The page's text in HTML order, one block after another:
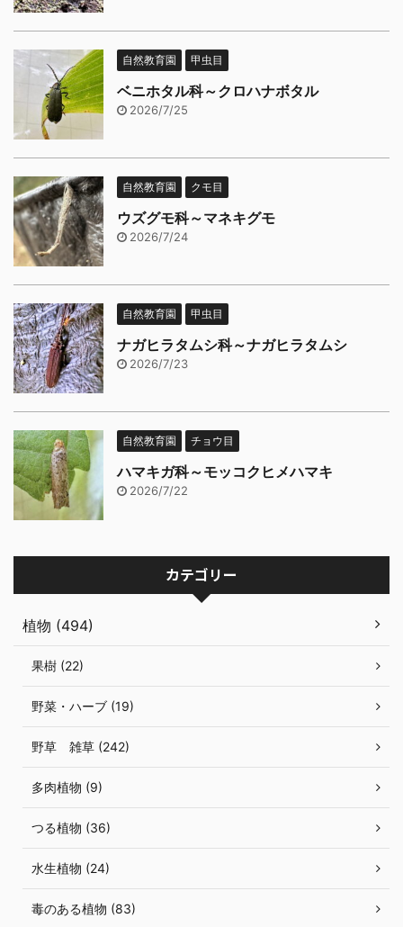
自然教育園 甲虫目
ベニホタル科～クロハナボタル
2026/7/25
自然教育園 クモ目
ウズグモ科～マネキグモ
2026/7/24
自然教育園 甲虫目
ナガヒラタムシ科～ナガヒラタムシ
2026/7/23
自然教育園 チョウ目
ハマキガ科～モッコクヒメハマキ
2026/7/22
カテゴリー
植物 (494)
果樹 (22)
野菜・ハーブ (19)
野草 雑草 (242)
多肉植物 (9)
つる植物 (36)
水生植物 (24)
毒のある植物 (83)